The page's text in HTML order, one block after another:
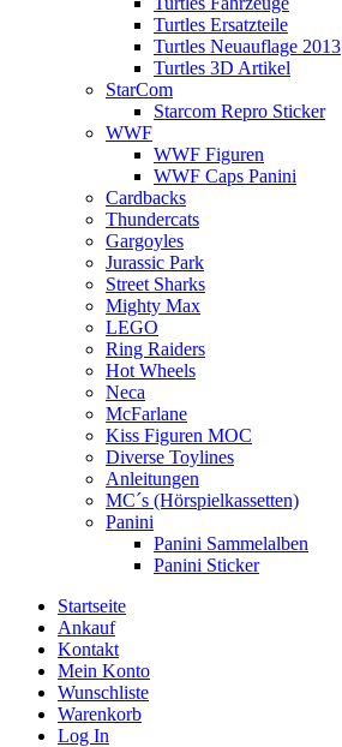
Turtles Ersatzteile
Turtles Neuauflage 2013
Turtles 3D Artikel
StarCom
Starcom Repro Sticker
WWF
WWF Figuren
WWF Caps Panini
Cardbacks
Thundercats
Gargoyles
Jurassic Park
Street Sharks
Mighty Max
LEGO
Ring Raiders
Hot Wheels
Neca
McFarlane
Kiss Figuren MOC
Diverse Toylines
Anleitungen
MC´s (Hörspielkassetten)
Panini
Panini Sammelalben
Panini Sticker
Startseite
Ankauf
Kontakt
Mein Konto
Wunschliste
Warenkorb
Log In